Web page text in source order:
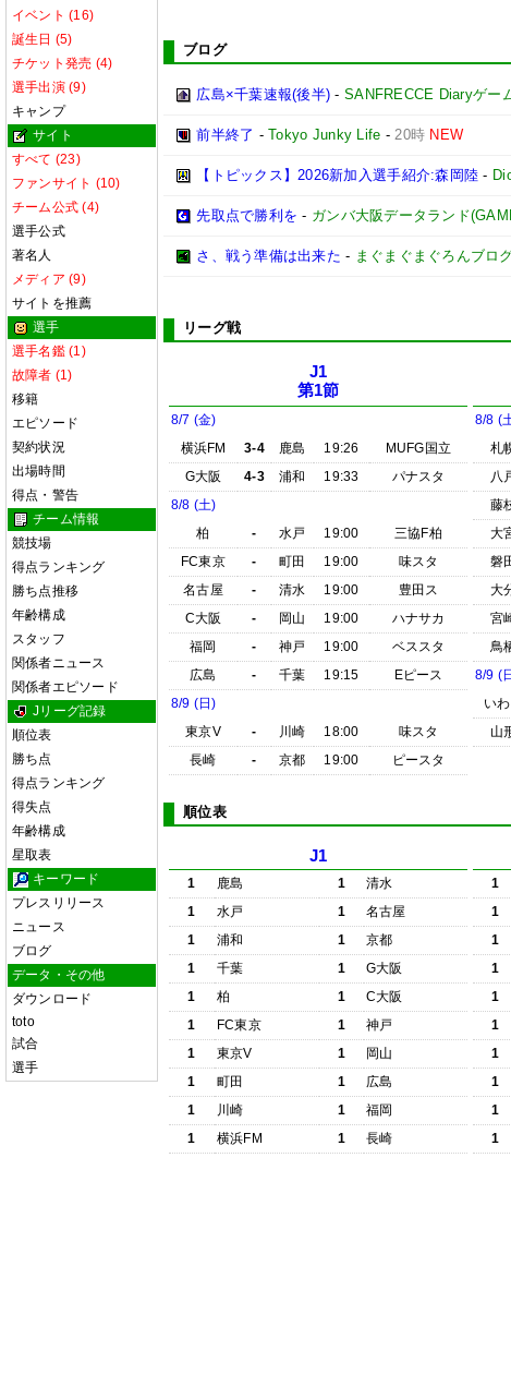
イベント (16)
誕生日 (5)
チケット発売 (4)
選手出演 (9)
キャンプ
サイト
すべて (23)
ファンサイト (10)
チーム公式 (4)
選手公式
著名人
メディア (9)
サイトを推薦
選手
選手名鑑 (1)
故障者 (1)
移籍
エピソード
契約状況
出場時間
得点・警告
チーム情報
競技場
得点ランキング
勝ち点推移
年齢構成
スタッフ
関係者ニュース
関係者エピソード
Jリーグ記録
順位表
勝ち点
得点ランキング
得失点
年齢構成
星取表
キーワード
プレスリリース
ニュース
ブログ
データ・その他
ダウンロード
toto
試合
選手
ブログ
広島×千葉速報(後半) -SANFRECCE Diaryゲー
前半終了 -Tokyo Junky Life -20時 NEW
【トピックス】2026新加入選手紹介:森岡陸 -
先取点で勝利を - ガンバ大阪データランド
さ、戦う準備は出来た - まぐまぐまぐろんブロ
リーグ戦
J1
第1節
8/7 (金)
横浜FM
3-4 鹿島 19:26
MUFG国立
G大阪
4-3 浦和 19:33
パナスタ
8/8 (土)
柏
- 水戸 19:00
三協F柏
FC東京
- 町田 19:00
味スタ
名古屋
- 清水 19:00
豊田ス
C大阪
- 岡山 19:00
ハナサカ
福岡
- 神戸 19:00
ベススタ
広島
- 千葉 19:15
Eピース
8/9 (日)
東京V
- 川崎 18:00
味スタ
長崎
- 京都 19:00 ピースタ
8/8 (
札
八
藤
大
磐
大
宮
鳥
8/9 (
い
山
順位表
J1
1 鹿島 1
清水
1
水戸 1
名古屋
1
浦和 1
京都
1
千葉 1
G大阪
1
柏 1
C大阪
1
FC東京 1
神戸
1
東京V 1
岡山
1
町田 1
広島
1
川崎 1
福岡
1
横浜FM 1 長崎
1
1
1
1
1
1
1
1
1
1